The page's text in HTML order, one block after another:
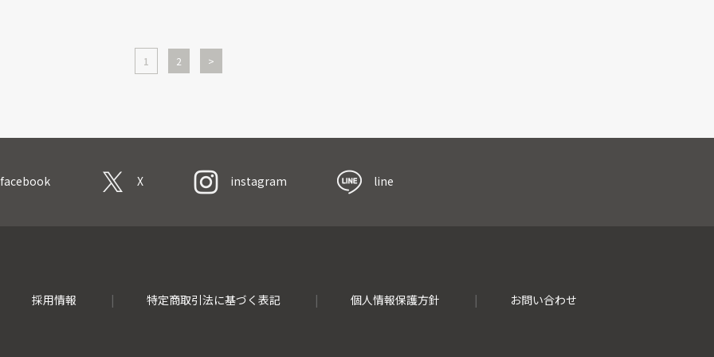
1 2 >
facebook X instagram line
採用情報 特定商取引法に基づく表記 個人情報保護方針 お問い合わせ